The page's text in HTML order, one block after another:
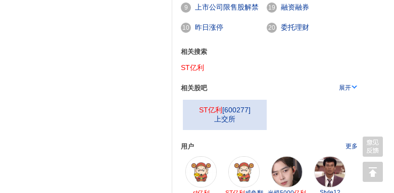
9 上市公司限售股解禁
一览
10 昨日涨停
19 融资融券
20 委托理财
相关搜索
ST亿利
相关股吧 展开
ST亿利 [600277]
上交所
用户 更多